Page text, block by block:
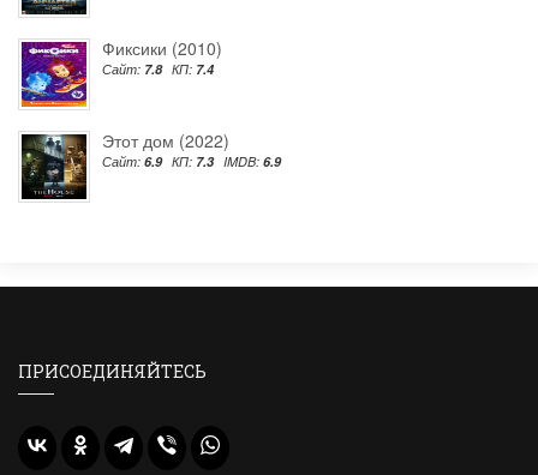
Фиксики (2010)
Сайт: 7.8 КП: 7.4
Этот дом (2022)
Сайт: 6.9 КП: 7.3 IMDB: 6.9
ПРИСОЕДИНЯЙТЕСЬ